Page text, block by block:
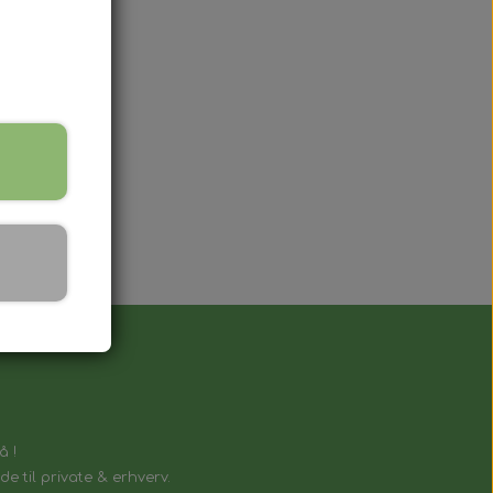
der fungerer på samme måde som
!
til private & erhverv.